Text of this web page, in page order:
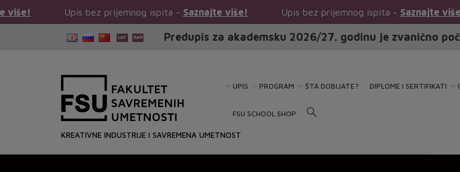
bez prijemnog ispita -Saznajte više! Upis bez prijemnog ispita -Saznajte više! Upis
Predupis za akademsku 2026/27. godinu je zvanično
UPIS PROGRAM ŠTA DOBIJATE? DIPLOME I SERTIFIKATI
FSU SCHOOL SHOP
KREATIVNE INDUSTRIJE I SAVREMENA UMETNOST